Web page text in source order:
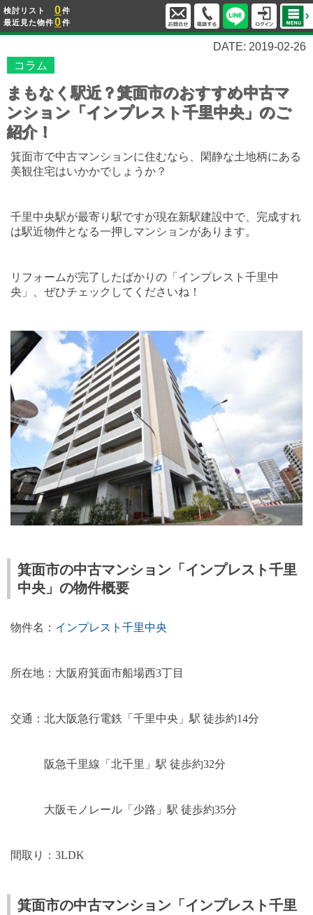
検討リスト 0件
最近見た物件0件
DATE: 2019-02-26
コラム
まもなく駅近？箕面市のおすすめ中古マ
ンション「インプレスト千里中央」のご
紹介！
箕面市で中古マンションに住むなら、閑静な土地柄にある
美観住宅はいかかでしょうか？
千里中央駅が最寄り駅ですが現在新駅建設中で、完成すれ
は駅近物件となる一押しマンションがあります。
リフォームが完了したばかりの「インプレスト千里中
央」、ぜひチェックしてくださいね！
箕面市の中古マンション「インプレスト千里
中央」の物件概要
物件名： インプレスト千里中央
所在地：大阪府箕面市船場西3丁目
交通：北大阪急行電鉄「千里中央」駅 徒歩約14分
阪急千里線「北千里」駅 徒歩約32分
大阪モノレール「少路」駅 徒歩約35分
間取り： 3LDK
箕面市の中古マンション「インプレスト千里